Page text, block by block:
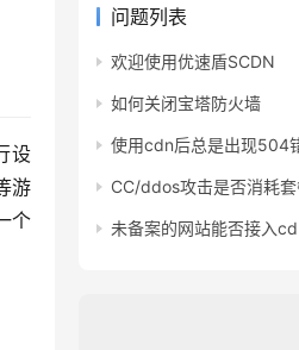
设
游
个
问题列表
欢迎使用优速盾SCDN
如何关闭宝塔防火墙
使用cdn后总是出现504
CC/ddos攻击是否消耗套
未备案的网站能否接入